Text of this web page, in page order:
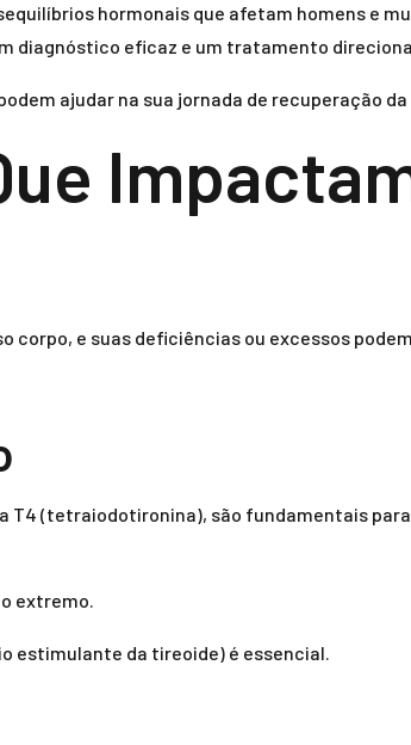
hormonais que afetam homens e
diagnóstico eficaz e um tratamento
ajudar na sua jornada de recuperação
corpo, e suas deficiências ou excessos
T4 (tetraiodotironina), são fundamentais
extremo.
estimulante da tireoide) é essencial.